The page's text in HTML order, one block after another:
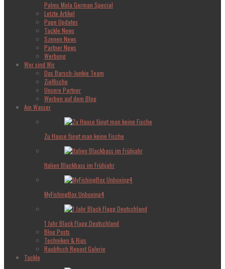
Palms Mola German Special
Letzte Artikel
Page Updates
Tackle News
Szenen News
Partner News
Werbung
Wer sind Wir
Das Barsch-Junkie Team
Zielfische
Unsere Partner
Werben auf dem Blog
Am Wasser
Zu Hause fängt man keine Fische
Italien Blackbass im Frühjahr
MyFishingBox Unboxing4
1 Jahr Black Flagg Deutschland
Blog Posts
Techniken & Rigs
Raubfisch Repost Galerie
Tackle